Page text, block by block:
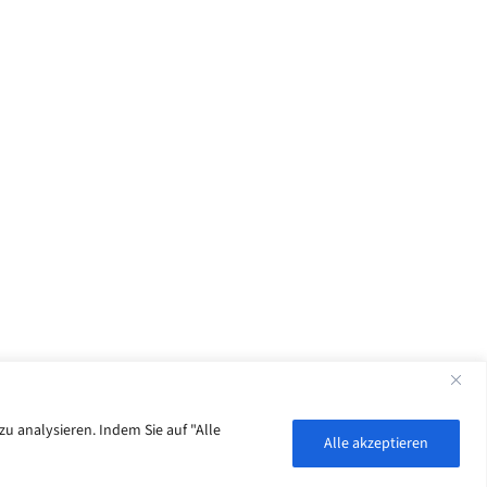
analysieren. Indem Sie auf "Alle
Alle akzeptieren